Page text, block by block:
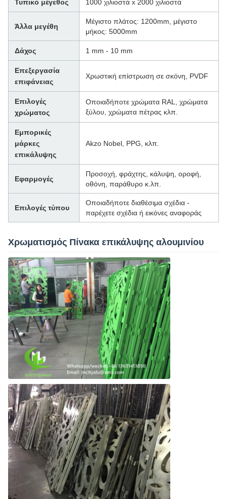
Τυπικό μέγεθος 1000 χιλιοστά x 2000 χιλιοστά
Άλλα μεγέθη
Μέγιστο πλάτος: 1200mm, μέγιστο
μήκος: 5000mm
Δάχος 1 mm - 10 mm
Επεξεργασία
επιφάνειας
Χρωστική επίστρωση σε σκόνη, PVDF
Επιλογές
χρώματος
Οποιαδήποτε χρώματα RAL, χρώματα
ξύλου, χρώματα πέτρας κλπ.
Εμπορικές
μάρκες
επικάλυψης
Akzo Nobel, PPG, κλπ.
Εφαρμογές
Προσοχή, φράχτης, κάλυψη, οροφή,
οθόνη, παράθυρο κ.λπ.
Επιλογές τύπου
Οποιαδήποτε διαθέσιμα σχέδια -
παρέχετε σχέδια ή εικόνες αναφοράς
Χρωματισμός Πίνακα επικάλυψης αλουμινίου